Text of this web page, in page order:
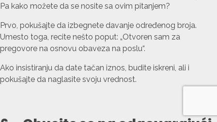
Pa kako možete da se nosite sa ovim pitanjem?
Prvo, pokušajte da izbegnete davanje određenog broja.
Umesto toga, recite nešto poput: „Otvoren sam za
pregovore na osnovu obaveza na poslu“.
Ako insistiranju da date tačan iznos, budite iskreni, ali i
pokušajte da naglasite svoju vrednost.